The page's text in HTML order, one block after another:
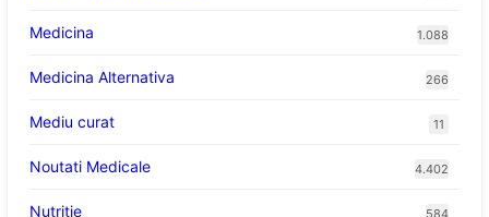
Medicina 1.088
Medicina Alternativa 266
Mediu curat 11
Noutati Medicale 4.402
Nutritie 584